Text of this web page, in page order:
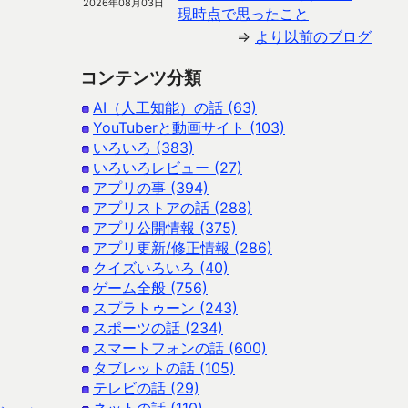
2026年08月03日
現時点で思ったこと
⇒ より以前のブログ
コンテンツ分類
AI（人工知能）の話 (63)
YouTuberと動画サイト (103)
いろいろ (383)
いろいろレビュー (27)
アプリの事 (394)
アプリストアの話 (288)
アプリ公開情報 (375)
アプリ更新/修正情報 (286)
クイズいろいろ (40)
ゲーム全般 (756)
スプラトゥーン (243)
スポーツの話 (234)
スマートフォンの話 (600)
タブレットの話 (105)
テレビの話 (29)